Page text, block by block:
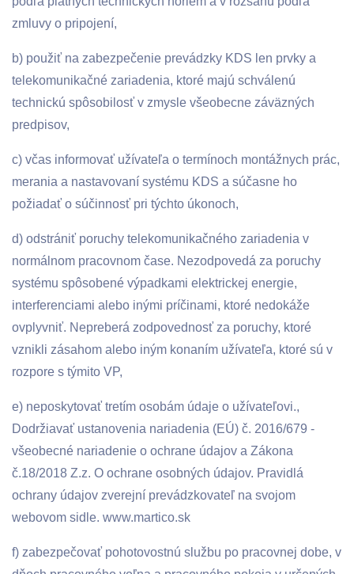
zmluvy o pripojení,
b) použiť na zabezpečenie prevádzky KDS len prvky a
telekomunikačné zariadenia, ktoré majú schválenú
technickú spôsobilosť v zmysle všeobecne záväzných
predpisov,
c) včas informovať užívateľa o termínoch montážnych prác,
merania a nastavovaní systému KDS a súčasne ho
požiadať o súčinnosť pri týchto úkonoch,
d) odstrániť poruchy telekomunikačného zariadenia v
normálnom pracovnom čase. Nezodpovedá za poruchy
systému spôsobené výpadkami elektrickej energie,
interferenciami alebo inými príčinami, ktoré nedokáže
ovplyvniť. Nepreberá zodpovednosť za poruchy, ktoré
vznikli zásahom alebo iným konaním užívateľa, ktoré sú v
rozpore s týmito VP,
e) neposkytovať tretím osobám údaje o užívateľovi.,
Dodržiavať ustanovenia nariadenia (EÚ) č. 2016/679 -
všeobecné nariadenie o ochrane údajov a Zákona
č.18/2018 Z.z. O ochrane osobných údajov. Pravidlá
ochrany údajov zverejní prevádzkovateľ na svojom
webovom sidle. www.martico.sk
f) zabezpečovať pohotovostnú službu po pracovnej dobe, v